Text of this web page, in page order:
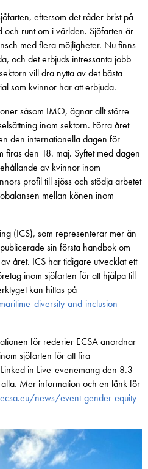
eftersom det råder brist på
och runt om i världen. Sjöfarten är
med flera möjligheter. Nu finns
och det erbjuds intressanta jobb
vill dra nytta av det bästa
som kvinnor har att erbjuda.
såsom IMO, ägnar allt större
inom sektorn. Förra året
den internationella dagen för
firas den 18. maj. Syftet med dagen
av kvinnor inom
profil till sjöss och stödja arbetet
mellan könen inom
(ICS), som representerar mer än
sin första handbok om
året. ICS har tidigare utvecklat ett
inom sjöfarten för att hjälpa till
kan hittas på
diversity-and-inclusion-
för rederier ECSA anordnar
sjöfarten för att fira
in Live-evenemang den 8.3
Mer information och en länk för
news/event-gender-equity-